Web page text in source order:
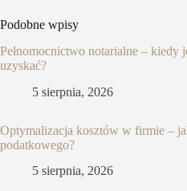
Podobne wpisy
Pełnomocnictwo notarialne – kiedy
uzyskać?
5 sierpnia, 2026
Optymalizacja kosztów w firmie –
podatkowego?
5 sierpnia, 2026